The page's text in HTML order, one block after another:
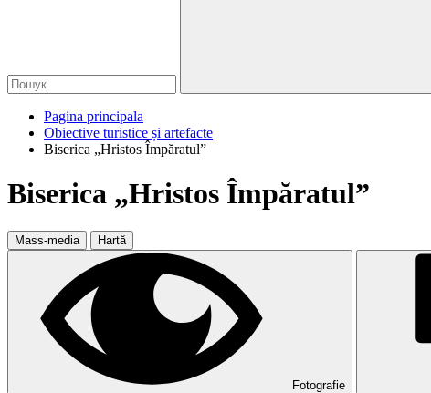
Pagina principala
Obiective turistice și artefacte
Biserica „Hristos Împăratul”
Biserica „Hristos Împăratul”
Mass-media Hartă
Fotografie